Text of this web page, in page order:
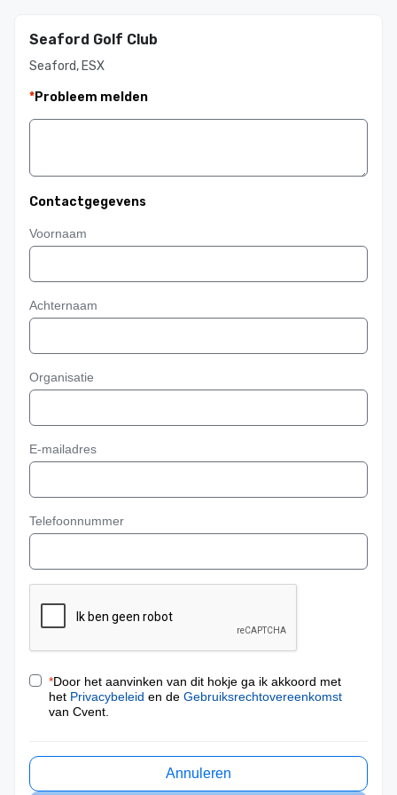
Seaford Golf Club
Seaford, ESX
*Probleem melden
Contactgegevens
Voornaam
Achternaam
Organisatie
E-mailadres
Telefoonnummer
*Door het aanvinken van dit hokje ga ik akkoord met
het Privacybeleid en de Gebruiksrechtovereenkomst
van Cvent.
Annuleren